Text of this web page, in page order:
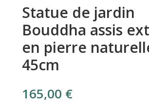
Statue de jardin
Bouddha assis
en pierre
45cm
165,00 €